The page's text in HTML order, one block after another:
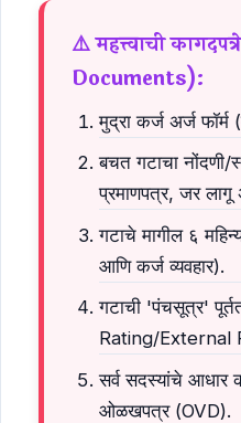
⚠️ महत्त्वाची
Documents):
मुद्रा कर्ज अर्ज फॉर्म
बचत गटाचा नोंदणी/
प्रमाणपत्र, जर
गटाचे मागील ६
आणि कर्ज व्यवहार).
गटाची 'पंचसूत्र'
Rating/External
सर्व सदस्यांचे आधार
ओळखपत्र (OVD).